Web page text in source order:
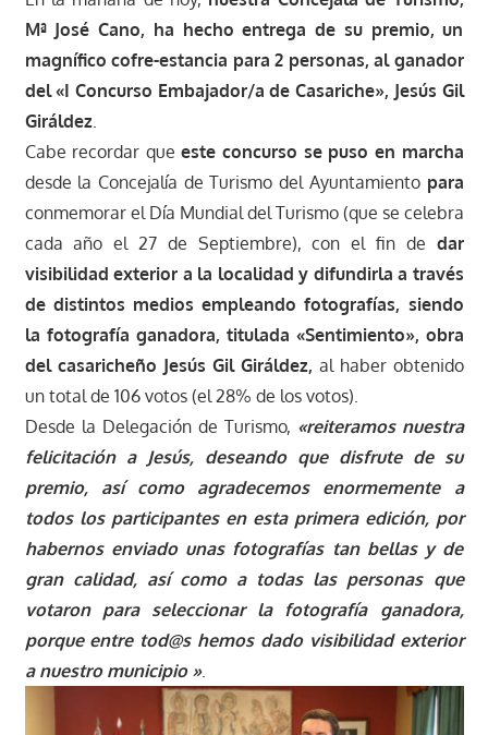
Mª José Cano, ha hecho entrega de su premio, un
magnífico cofre-estancia para 2 personas, al ganador
del «I Concurso Embajador/a de Casariche», Jesús Gil
Giráldez.
Cabe recordar queeste concurso se puso en marcha
desde la Concejalía de Turismo del Ayuntamiento para
conmemorar el Día Mundial del Turismo (que se celebra
cada año el 27 de Septiembre), con el fin de dar
visibilidad exterior a la localidad y difundirla a través
de distintos medios empleando fotografías, siendo
la fotografía ganadora, titulada «Sentimiento», obra
del casaricheño Jesús Gil Giráldez, al haber obtenido
un total de 106 votos (el 28% de los votos).
Desde la Delegación de Turismo, «reiteramos nuestra
felicitación a Jesús, deseando que disfrute de su
premio, así como agradecemos enormemente a
todos los participantes en esta primera edición, por
habernos enviado unas fotografías tan bellas y de
gran calidad, así como a todas las personas que
votaron para seleccionar la fotografía ganadora,
porque entre tod@s hemos dado visibilidad exterior
a nuestro municipio ».